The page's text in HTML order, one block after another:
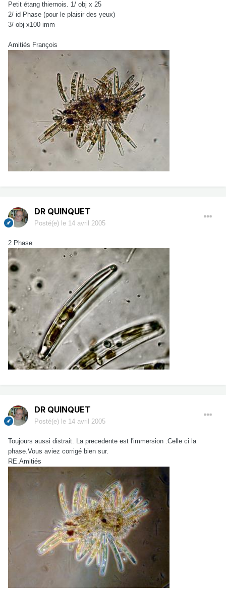
Petit étang thiernois. 1/ obj x 25
2/ id Phase (pour le plaisir des yeux)
3/ obj x100 imm
Amitiés François
DR QUINQUET
Posté(e) le 14 avril 2005
2 Phase
DR QUINQUET
Posté(e) le 14 avril 2005
Toujours aussi distrait. La precedente est l'immersion .Celle ci la
phase.Vous aviez corrigé bien sur.
RE.Amitiés